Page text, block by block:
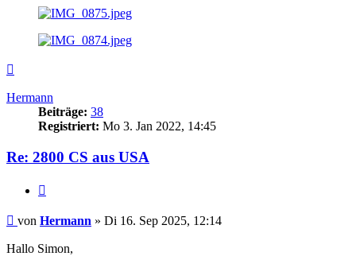
Hermann
Beiträge: 38
Registriert: Mo 3. Jan 2022, 14:45
Re: 2800 CS aus USA
Beitrag
von Hermann » Di 16. Sep 2025, 12:14
Hallo Simon,